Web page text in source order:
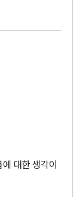
대한 생각이